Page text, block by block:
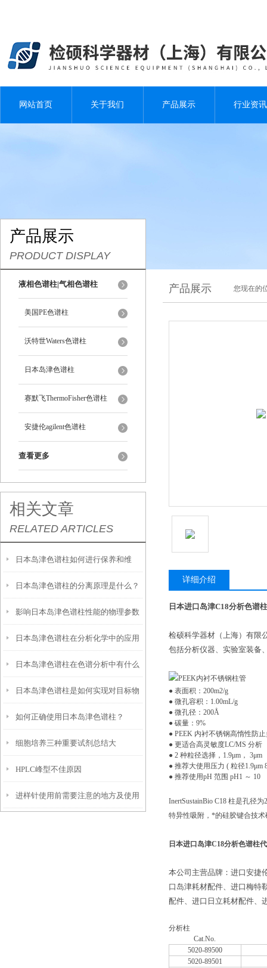
网站首页 关于我们 产品展示 行业资讯
产品展示
PRODUCT DISPLAY
液相色谱柱|气相色谱柱
美国PE色谱柱
沃特世Waters色谱柱
日本岛津色谱柱
赛默飞ThermoFisher色谱柱
安捷伦agilent色谱柱
查看更多
相关文章
RELATED ARTICLES
日本岛津色谱柱如何进行保养和维
护？
日本岛津色谱柱的分离原理是什么？
影响日本岛津色谱柱性能的物理参数
是什么？又该如何保存？
日本岛津色谱柱在分析化学中的应用
日本岛津色谱柱在色谱分析中有什么
作用？
日本岛津色谱柱是如何实现对目标物
质的分离与纯化的？
如何正确使用日本岛津色谱柱？
细胞培养三种重要试剂总结大
全！！！
HPLC峰型不佳原因
进样针使用前需要注意的地方及使用
产品展示 您现在的
详细介绍
日本进口岛津C18分析色谱
检硕科学器材（上海）有限
包括分析仪器、实验室装备
● 表面积：200m2/g
● 微孔容积：1.00mL/g
● 微孔径：200Å
● 碳量：9%
● PEEK 内衬不锈钢高惰性防
● 更适合高灵敏度LC/MS 分析
● 2 种粒径选择，1.9μm， 3μm
● 推荐大使用压力 ( 粒径1.9μm
● 推荐使用pH 范围 pH1 ～ 10
InertSustainBio C18 柱是孔径
特异性吸附，*的硅胶键合技
日本进口岛津C18分析色谱柱
本公司主营品牌：进口安捷
口岛津耗材配件、进口梅特
配件、进口日立耗材配件、
分析柱
Cat.No.
5020-89500
5020-89501